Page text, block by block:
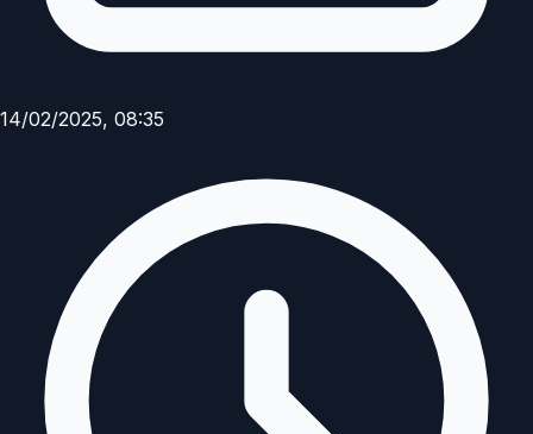
14/02/2025, 08:35